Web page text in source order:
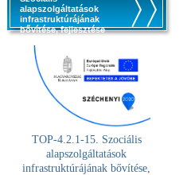
alapszolgáltatások
infrastruktúrájának
bővítése, fejlesztése
TOP-4.2.1-15. Szociális
alapszolgáltatások
infrastruktúrájának bővítése,